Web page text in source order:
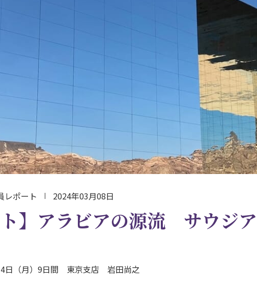
レポート 2024年03月08日
ト】アラビアの源流 サウジ
日（月）9日間 東京支店 岩田尚之